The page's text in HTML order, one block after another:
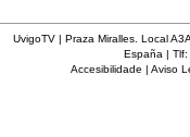
UvigoTV | Praza Miralles. Local
España |
Accesibilidade | Aviso